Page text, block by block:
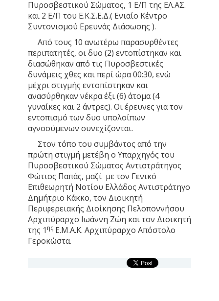
Πυροσβεστικού Σώματος, 1 Ε/Π της ΕΛ.ΑΣ.
και 2 Ε/Π του Ε.Κ.Σ.Ε.Δ.( Ενιαίο Κέντρο
Συντονισμού Ερευνάς Διάσωσης ).
Από τους 10 ανωτέρω παρασυρθέντες
περιπατητές, οι δυο (2) εντοπίστηκαν και
διασώθηκαν από τις Πυροσβεστικές
δυνάμεις χθες και περί ώρα 00:30, ενώ
μέχρι στιγμής εντοπίστηκαν και
ανασύρθηκαν νέκρα έξι (6) άτομα (4
γυναίκες και 2 άντρες). Οι έρευνες για τον
εντοπισμό των δυο υπολοίπων
αγνοούμενων συνεχίζονται.
Στον τόπο του συμβάντος από την
πρώτη στιγμή μετέβη ο Υπαρχηγός του
Πυροσβεστικού Σώματος Αντιστράτηγος
Φώτιος Παπάς, μαζί με τον Γενικό
Επιθεωρητή Νοτίου Ελλάδος Αντιστράτηγο
Δημήτριο Κάκκο, τον Διοικητή
Περιφερειακής Διοίκησης Πελοποννήσου
Αρχιπύραρχο Ιωάννη Ζώη και τον Διοικητή
της 1 ης Ε.Μ.Α.Κ. Αρχιπύραρχο Απόστολο
Γεροκώστα.